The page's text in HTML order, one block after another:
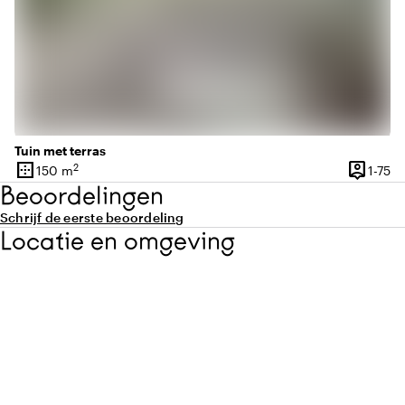
Tuin met terras
border_outer
Oppervlakte
150 m2 person_pin1-751
Beoordelingen
Schrijf de eerste beoordeling
Locatie en omgeving